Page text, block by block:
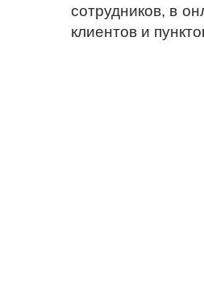
сотрудников, в
клиентов и